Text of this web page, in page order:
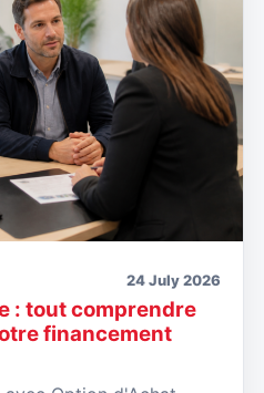
24 July 2026
: tout comprendre
financement